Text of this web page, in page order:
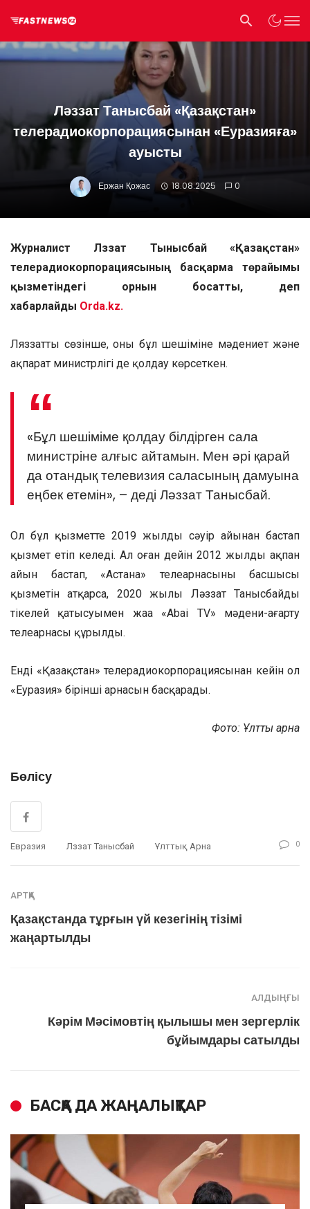
Ләззат Танысбай «Қазақстан»
телерадиокорпорациясынан «Еуразияға»
ауысты
Ержан Қожас 18.08.2025 0
Журналист Ләззат Тынысбай «Қазақстан»
телерадиокорпорациясының басқарма төрайымы
қызметіндегі орнын босатты, деп
хабарлайды Orda.kz.
Ляззаттың сөзінше, оның бұл шешіміне мәдениет және
ақпарат министрлігі де қолдау көрсеткен.
«Бұл шешіміме қолдау білдірген сала
министріне алғыс айтамын. Мен әрі қарай
да отандық телевизия саласының дамуына
еңбек етемін», – деді Ләззат Танысбай.
Ол бұл қызметте 2019 жылдың сәуір айынан бастап
қызмет етіп келеді. Ал оған дейін 2012 жылдың ақпан
айын бастап, «Астана» телеарнасының басшысы
қызметін атқарса, 2020 жылы Ләззат Танысбайдың
тікелей қатысуымен жаңа «Abai TV» мәдени-ағарту
телеарнасы құрылды.
Енді «Қазақстан» телерадиокорпорациясынан кейін ол
«Еуразия» бірінші арнасын басқарады.
Фото: Ұлттық арна
Бөлісу
Евразия Ләззат Танысбай Ұлттық Арна 0
АРТҚА
Қазақстанда тұрғын үй кезегінің тізімі
жаңартылды
АЛДЫҢҒЫ
Кәрім Мәсімовтің қылышы мен зергерлік
бұйымдары сатылды
БАСҚА ДА ЖАҢАЛЫҚТАР